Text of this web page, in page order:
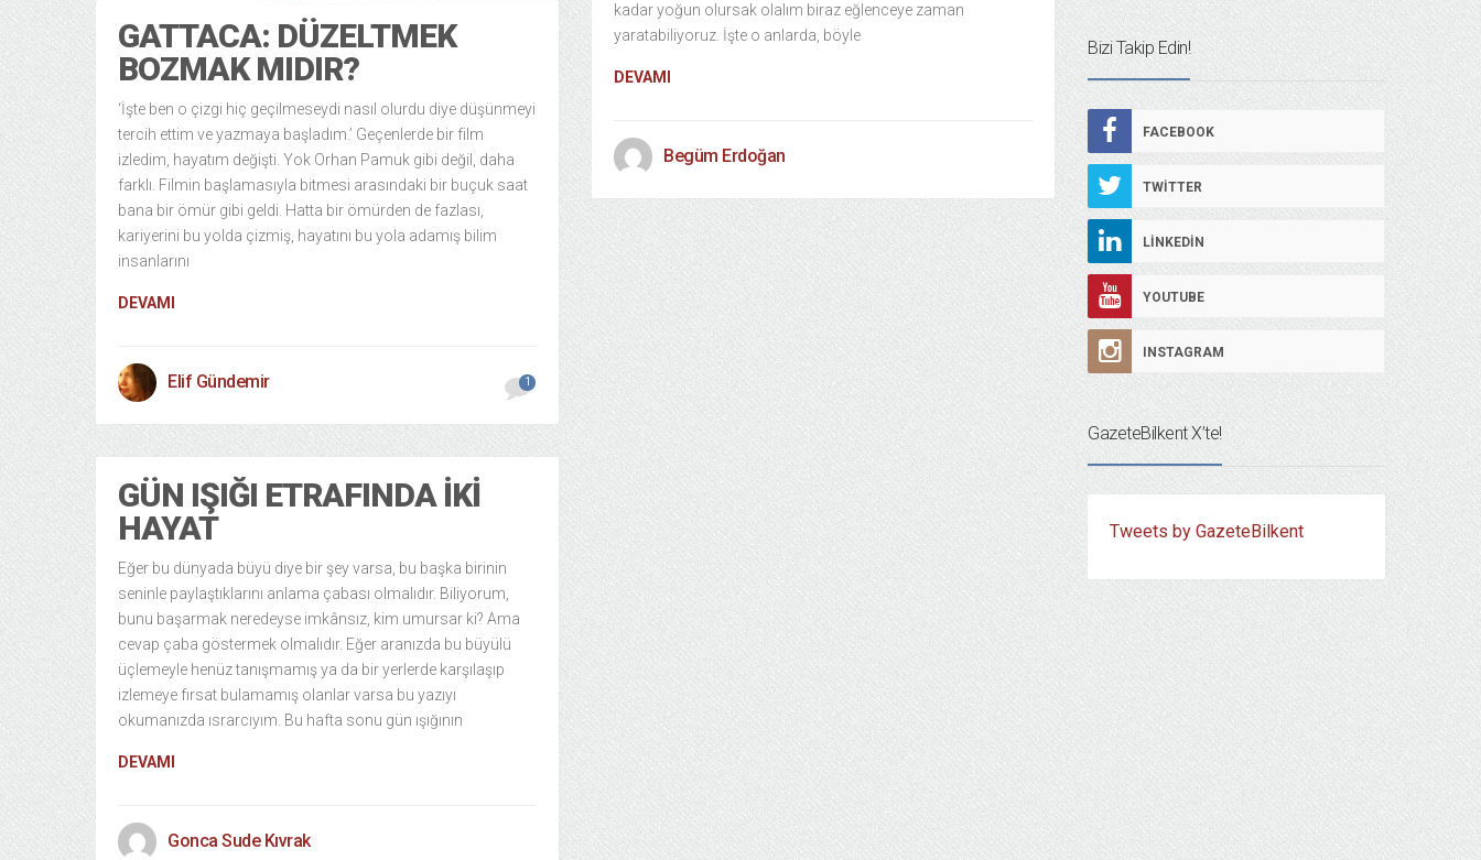
GATTACA: DÜZELTMEK
BOZMAK MIDIR?
‘İşte ben o çizgi hiç geçilmeseydi nasıl olurdu diye düşünmeyi
tercih ettim ve yazmaya başladım.’ Geçenlerde bir film
izledim, hayatım değişti. Yok Orhan Pamuk gibi değil, daha
farklı. Filmin başlamasıyla bitmesi arasındaki bir buçuk saat
bana bir ömür gibi geldi. Hatta bir ömürden de fazlası,
kariyerini bu yolda çizmiş, hayatını bu yola adamış bilim
insanlarını
DEVAMI
Elif Gündemir 1
kadar yoğun olursak olalım biraz eğlenceye zaman
yaratabiliyoruz. İşte o anlarda, böyle
DEVAMI
Begüm Erdoğan
GÜN IŞIĞI ETRAFINDA İKI
HAYAT
Eğer bu dünyada büyü diye bir şey varsa, bu başka birinin
seninle paylaştıklarını anlama çabası olmalıdır. Biliyorum,
bunu başarmak neredeyse imkânsız, kim umursar ki? Ama
cevap çaba göstermek olmalıdır. Eğer aranızda bu büyülü
üçlemeyle henüz tanışmamış ya da bir yerlerde karşılaşıp
izlemeye fırsat bulamamış olanlar varsa bu yazıyı
okumanızda ısrarcıyım. Bu hafta sonu gün ışığının
DEVAMI
Gonca Sude Kıvrak
Bizi Takip Edin!
FACEBOOK
TWITTER
LINKEDIN
YOUTUBE
INSTAGRAM
GazeteBilkent X’te!
Tweets by GazeteBilkent